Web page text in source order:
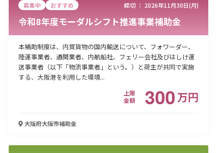
募集中 おすすめ 締切 ： 2026年11月30日(月)
令和8年度モーダルシフト推進事業補助金
本補助制度は、内貿貨物の国内輸送について、フォワーダー、
陸運事業者、通関業者、内航船社、フェリー会社及びはしけ運
送事業者（以下「物流事業者」という。）と荷主が共同で実施
する、大阪港を利用した環境...
上限
金額
300万円
大阪府大阪市補助金